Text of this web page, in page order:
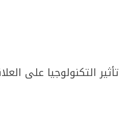
تأثير التكنولوجيا على